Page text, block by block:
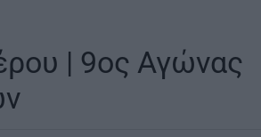
| 9ος Αγώνας